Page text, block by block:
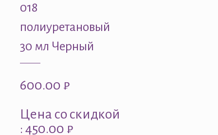
018
полиуретановый
30 мл Черный
600.00 ₽
Цена со скидкой
: 450.00 ₽